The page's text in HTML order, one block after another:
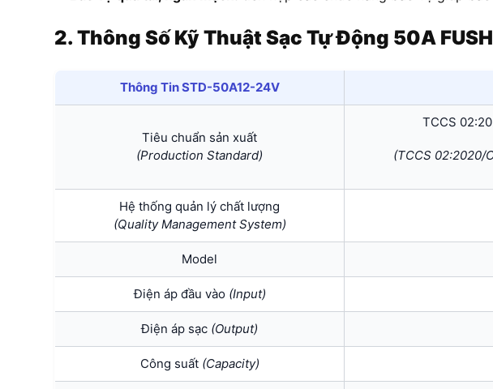
2. Thông Số Kỹ Thuật Sạc Tự Động 50A
Thông Tin STD-50A12-24V
Tiêu chuẩn sản xuất
(Production Standard)
TCCS
(TCCS 02:2020/
Hệ thống quản lý chất lượng
(Quality Management System)
Model
Điện áp đầu vào (Input)
Điện áp sạc (Output)
Công suất (Capacity)